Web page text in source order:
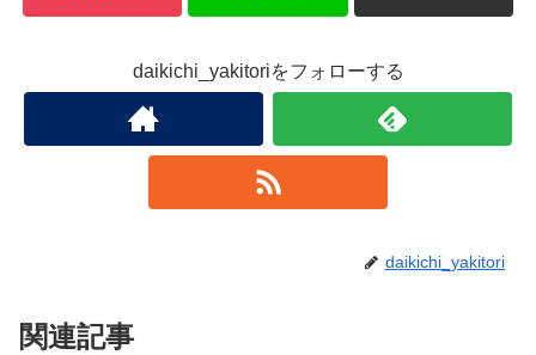
daikichi_yakitoriをフォローする
daikichi_yakitori
関連記事